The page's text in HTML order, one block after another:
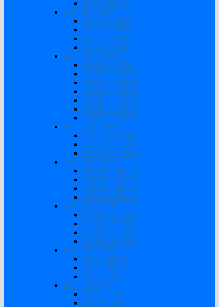
EVO 10200W
Biến tần SaKo
SAKO 3000W
SAKO 4200W
SAKO 6200W
SAKO 11KW
Biến Tần SUOER
SUOER 500W
SUOER 1000W
SUOER 1500W
SUOER 2000W
SUOER 3000W
SUOER 3200W
SUOER 5000W
Biến tần EASUN
EASUN 3000W
EASUN 3800W
EASUN 6200W
Biến Tần Sumry
SUMRY 1800W
SUMRY 3000W
SUMRY 3800W
SUMRY 6200W
Biến tần ZUMAX
ZUMAX 3000W
ZUMAX 5500W
ZUMAX 6200W
ZUMAX 6600W
Biến Tần Bơm
BƠM 5500W
BƠM 7500W
BƠM 15KW
Biến tần Deye
DEYE 3KW
DEYE 5KW